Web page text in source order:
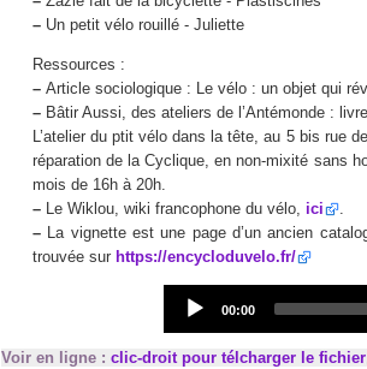
– Un petit vélo rouillé - Juliette
Ressources :
– Article sociologique : Le vélo : un objet qui
– Bâtir Aussi, des ateliers de l’Antémonde :
L’atelier du ptit vélo dans la tête, au 5 bis rue
réparation de la Cyclique, en non-mixité sans
mois de 16h à 20h.
– Le Wiklou, wiki francophone du vélo, ici
.
– La vignette est une page d’un ancien
trouvée sur https://encycloduvelo.fr/
Audio
Player
Current
00:00
Voir en ligne : clic-droit pour télcharger le fichier